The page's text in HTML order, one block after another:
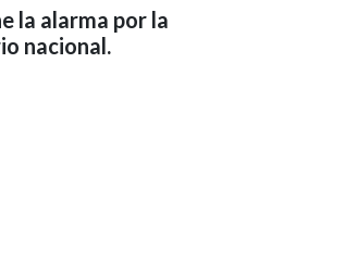
la alarma por la
nacional.